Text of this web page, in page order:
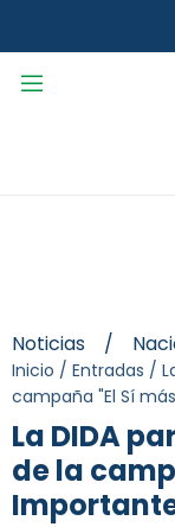
Noticias /
Inicio / Entradas /
campaña "El Sí
La DIDA
de la